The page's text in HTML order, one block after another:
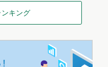
キング